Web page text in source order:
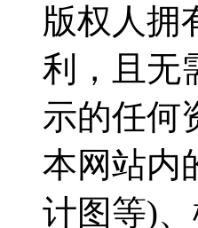
版权人拥
利，且无
示的任何
本网站内
计图等)